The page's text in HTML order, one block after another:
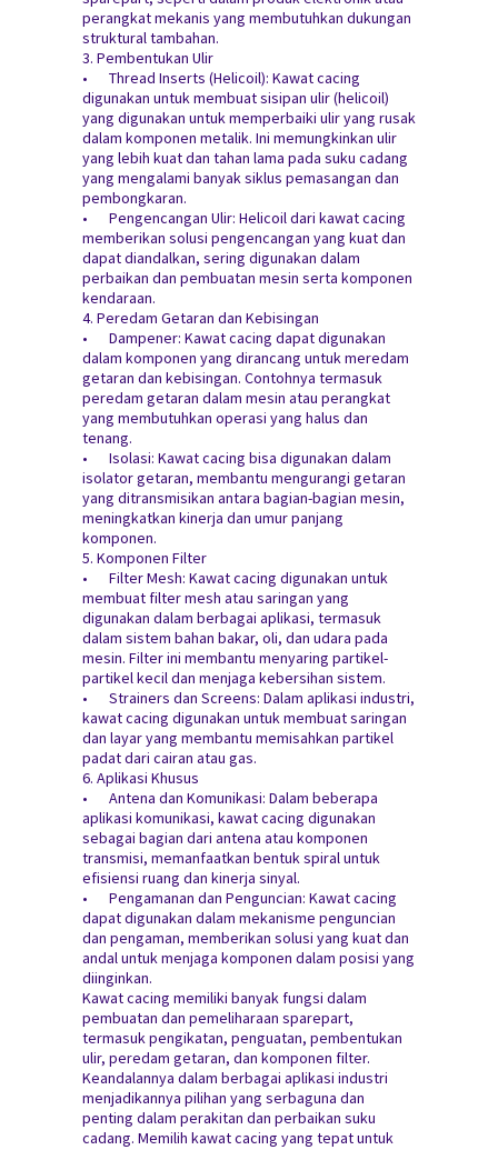
perangkat mekanis yang membutuhkan dukungan
struktural tambahan.
3. Pembentukan Ulir
•
Thread Inserts (Helicoil): Kawat cacing
digunakan untuk membuat sisipan ulir (helicoil)
yang digunakan untuk memperbaiki ulir yang rusak
dalam komponen metalik. Ini memungkinkan ulir
yang lebih kuat dan tahan lama pada suku cadang
yang mengalami banyak siklus pemasangan dan
pembongkaran.
•
Pengencangan Ulir: Helicoil dari kawat cacing
memberikan solusi pengencangan yang kuat dan
dapat diandalkan, sering digunakan dalam
perbaikan dan pembuatan mesin serta komponen
kendaraan.
4. Peredam Getaran dan Kebisingan
•
Dampener: Kawat cacing dapat digunakan
dalam komponen yang dirancang untuk meredam
getaran dan kebisingan. Contohnya termasuk
peredam getaran dalam mesin atau perangkat
yang membutuhkan operasi yang halus dan
tenang.
•
Isolasi: Kawat cacing bisa digunakan dalam
isolator getaran, membantu mengurangi getaran
yang ditransmisikan antara bagian-bagian mesin,
meningkatkan kinerja dan umur panjang
komponen.
5. Komponen Filter
•
Filter Mesh: Kawat cacing digunakan untuk
membuat filter mesh atau saringan yang
digunakan dalam berbagai aplikasi, termasuk
dalam sistem bahan bakar, oli, dan udara pada
mesin. Filter ini membantu menyaring partikel-
partikel kecil dan menjaga kebersihan sistem.
•
Strainers dan Screens: Dalam aplikasi industri,
kawat cacing digunakan untuk membuat saringan
dan layar yang membantu memisahkan partikel
padat dari cairan atau gas.
6. Aplikasi Khusus
•
Antena dan Komunikasi: Dalam beberapa
aplikasi komunikasi, kawat cacing digunakan
sebagai bagian dari antena atau komponen
transmisi, memanfaatkan bentuk spiral untuk
efisiensi ruang dan kinerja sinyal.
•
Pengamanan dan Penguncian: Kawat cacing
dapat digunakan dalam mekanisme penguncian
dan pengaman, memberikan solusi yang kuat dan
andal untuk menjaga komponen dalam posisi yang
diinginkan.
Kawat cacing memiliki banyak fungsi dalam
pembuatan dan pemeliharaan sparepart,
termasuk pengikatan, penguatan, pembentukan
ulir, peredam getaran, dan komponen filter.
Keandalannya dalam berbagai aplikasi industri
menjadikannya pilihan yang serbaguna dan
penting dalam perakitan dan perbaikan suku
cadang. Memilih kawat cacing yang tepat untuk